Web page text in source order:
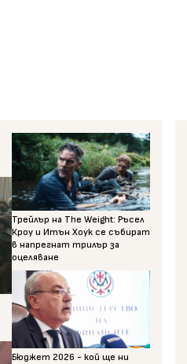
Трейлър на The Weight: Ръсел
Кроу и Итън Хоук се събират
в напрегнат трилър за
оцеляване
Бюджет 2026 - кой ще ни